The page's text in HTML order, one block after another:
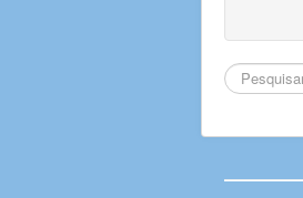
Pesquisar...